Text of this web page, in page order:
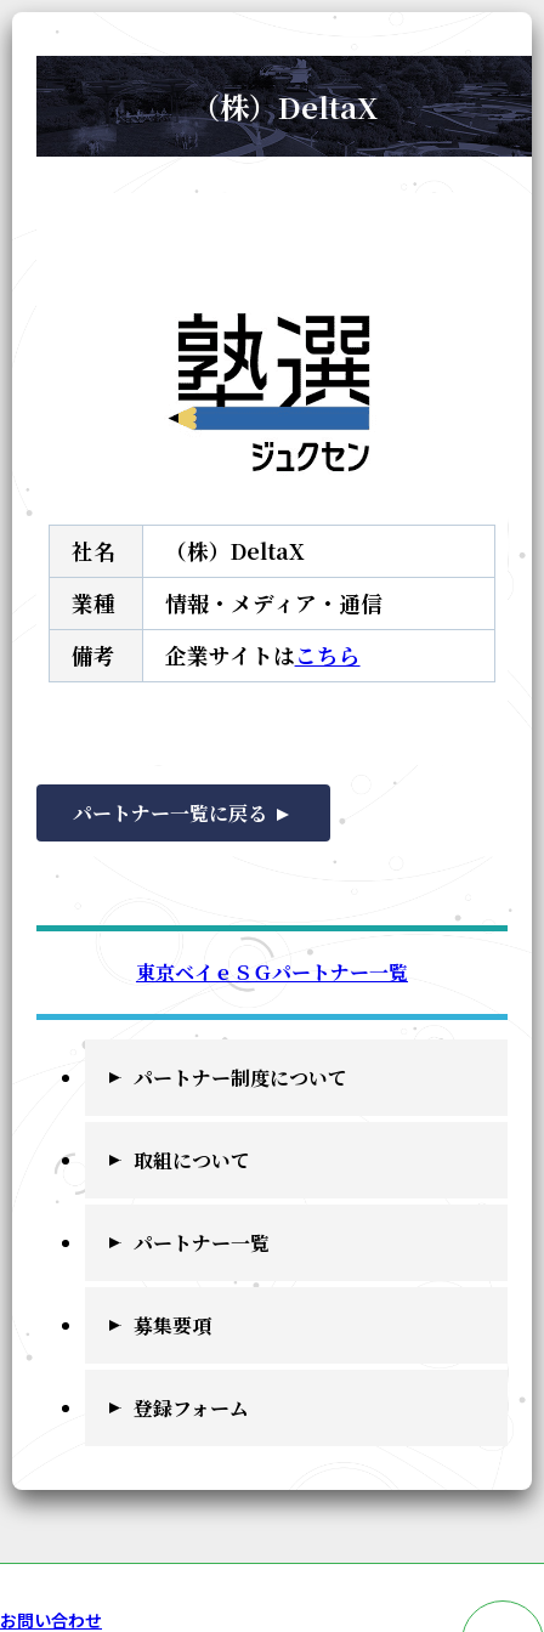
（株）DeltaX
東京ベイｅＳＧパートナー一覧
パートナー制度について
取組について
パートナー一覧
募集要項
登録フォーム
社名
（株）DeltaX
業種
情報・メディア・通信
備考
企業サイトはこちら
パートナー一覧に戻る
お問い合わせ このペー